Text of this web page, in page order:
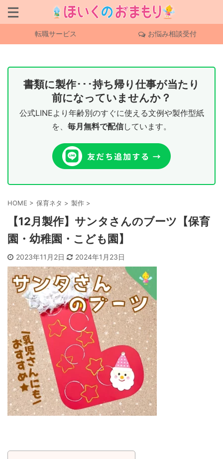
転職サービス お悩み相談受付
書類に製作･･･持ち帰り仕事が当たり
前になっていませんか？
公式LINEより年齢別のすぐに使える文例や製作型紙
を、 毎月無料で配信しています。
HOME > 保育ネタ > 製作 >
【12月製作】サンタさんのブーツ【保育
園・幼稚園・こども園】
2023年11月2日 2024年1月23日